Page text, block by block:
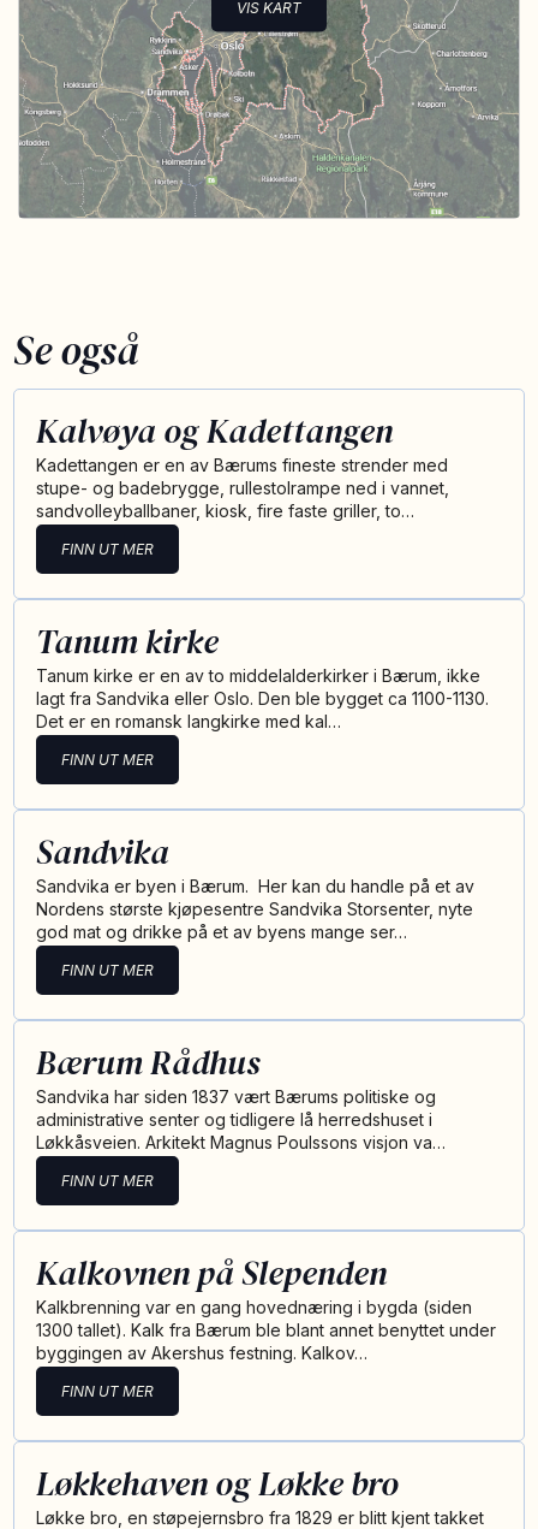
VIS KART
Se også
Kalvøya og Kadettangen
Kadettangen er en av Bærums fineste strender med
stupe- og badebrygge, rullestolrampe ned i vannet,
sandvolleyballbaner, kiosk, fire faste griller, to…
FINN UT MER
Tanum kirke
Tanum kirke er en av to middelalderkirker i Bærum, ikke
lagt fra Sandvika eller Oslo. Den ble bygget ca 1100-1130.
Det er en romansk langkirke med kal…
FINN UT MER
Sandvika
Sandvika er byen i Bærum. Her kan du handle på et av
Nordens største kjøpesentre Sandvika Storsenter, nyte
god mat og drikke på et av byens mange ser…
FINN UT MER
Bærum Rådhus
Sandvika har siden 1837 vært Bærums politiske og
administrative senter og tidligere lå herredshuset i
Løkkåsveien. Arkitekt Magnus Poulssons visjon va…
FINN UT MER
Kalkovnen på Slependen
Kalkbrenning var en gang hovednæring i bygda (siden
1300 tallet). Kalk fra Bærum ble blant annet benyttet under
byggingen av Akershus festning. Kalkov…
FINN UT MER
Løkkehaven og Løkke bro
Løkke bro, en støpejernsbro fra 1829 er blitt kjent takket